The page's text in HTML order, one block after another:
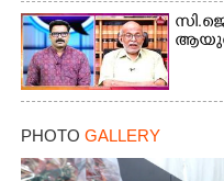
PHOTO GALLERY